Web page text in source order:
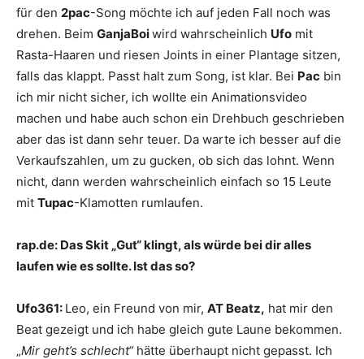
für den 2pac-Song möchte ich auf jeden Fall noch was
drehen. Beim GanjaBoiwird wahrscheinlich Ufo mit
Rasta-Haaren und riesen Joints in einer Plantage sitzen,
falls das klappt. Passt halt zum Song, ist klar. Bei Pac bin
ich mir nicht sicher, ich wollte ein Animationsvideo
machen und habe auch schon ein Drehbuch geschrieben
aber das ist dann sehr teuer. Da warte ich besser auf die
Verkaufszahlen, um zu gucken, ob sich das lohnt. Wenn
nicht, dann werden wahrscheinlich einfach so 15 Leute
mit Tupac-Klamotten rumlaufen.
rap.de: Das Skit „Gut“ klingt, als würde bei dir alles
laufen wie es sollte. Ist das so?
Ufo361: Leo, ein Freund von mir, AT Beatz, hat mir den
Beat gezeigt und ich habe gleich gute Laune bekommen.
„Mir geht’s schlecht“ hätte überhaupt nicht gepasst. Ich